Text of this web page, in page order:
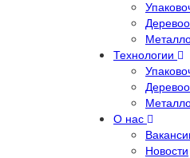
Технологии
О нас
Новости